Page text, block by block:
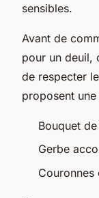
sensibles.
Avant de
pour un deuil,
de respecter
proposent
Bouquet
Gerbe
Couronnes